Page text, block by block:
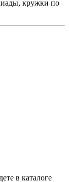
кружки по
в каталоге